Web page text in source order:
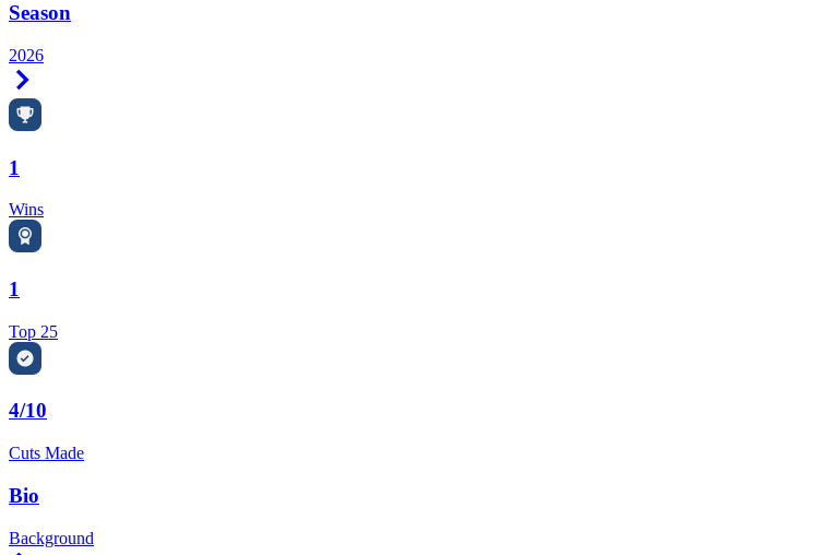
Season
2026
1
Wins
1
Top 25
4/10
Cuts Made
Bio
Background